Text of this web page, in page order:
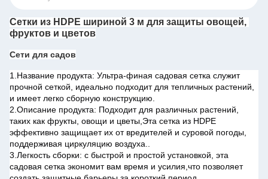
Сетки из HDPE шириной 3 м для защиты овощей,
фруктов и цветов
Сети для садов
1.Название продукта: Ультра-финая садовая сетка служит
прочной сеткой, идеально подходит для тепличных растений,
и имеет легко сборную конструкцию.
2.Описание продукта: Подходит для различных растений,
таких как фрукты, овощи и цветы,Эта сетка из HDPE
эффективно защищает их от вредителей и суровой погоды,
поддерживая циркуляцию воздуха..
3.Легкость сборки: с быстрой и простой установкой, эта
садовая сетка экономит вам время и усилия,что позволяет